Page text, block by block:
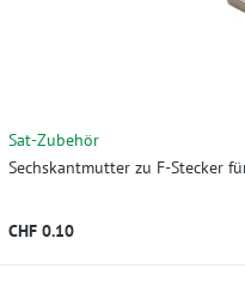
Sat-Zubehör
Sechskantmutter zu F-Stecker
CHF 0.10